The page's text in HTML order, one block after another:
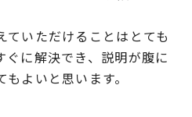
ていただけることはとても
ぐに解決でき、説明が腹に
よいと思います。